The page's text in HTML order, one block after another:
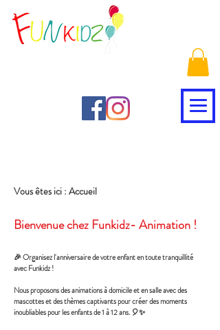
Vous êtes ici : Accueil
Bienvenue chez Funkidz- Animation !
🎉 Organisez l'anniversaire de votre enfant en toute tranquillité
avec Funkidz !
Nous proposons des animations à domicile et en salle avec des
mascottes et des thèmes captivants pour créer des moments
inoubliables pour les enfants de 1 à 12 ans. 🎈✨